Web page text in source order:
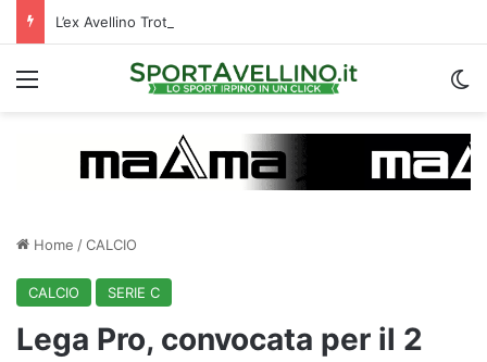
L’ex Avellino Trotta riparte dall’estero: i dettagli
Menu
Home /CALCIO
CALCIO SERIE C
Lega Pro, convocata per il 2